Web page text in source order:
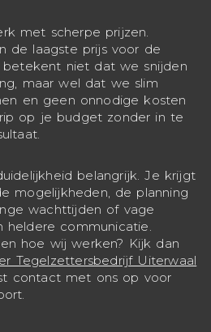
met scherpe prijzen.
de laagste prijs voor de
niet dat we snijden
maar wel dat we slim
en geen onnodige kosten
op je budget zonder in te
belangrijk. Je krijgt
mogelijkheden, de planning
wachttijden of vage
heldere communicatie.
hoe wij werken? Kijk dan
Tegelzettersbedrijf Uiterwaal
contact met ons op voor